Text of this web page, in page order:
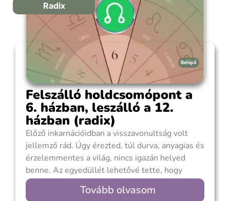
Radix
Belépő
Felszálló holdcsomópont a
6. házban, leszálló a 12.
házban (radix)
Előző inkarnációidban a visszavonultság volt
jellemző rád. Úgy érezted, túl durva, anyagias és
érzelemmentes a világ, nincs igazán helyed
benne. Az egyedüllét lehetővé tette, hogy
befelé figyelj és a lelki folyamatokra koncentrálj
és a múlttal foglalkozz. A gyakori meditatív
Tovább olvasom